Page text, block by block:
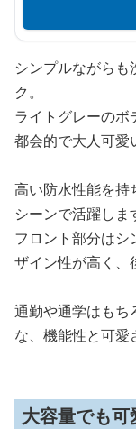
シンプルながら
ク。
ライトグレーのボ
都会的で大人可愛
高い防水性能を持
シーンで活躍しま
フロント部分は
ザイン性が高く、
通勤や通学はもち
な、機能性と可愛
大容量でも可